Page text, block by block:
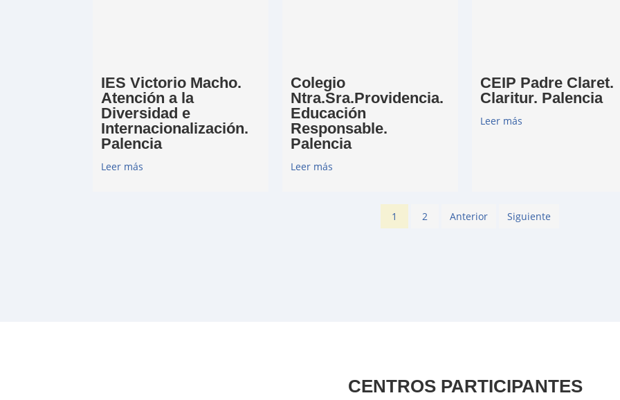
IES Victorio Macho.
Atención a la
Diversidad e
Internacionalización.
Palencia
Leer más
Colegio
Ntra.Sra.Providencia.
Educación
Responsable.
Palencia
Leer más
CEIP Padre Claret.
Claritur. Palencia
Leer más
1 2 Anterior Siguiente
CENTROS PARTICIPANTES